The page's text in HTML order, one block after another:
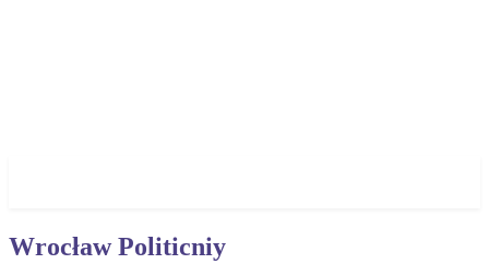
Wrocław Politicniy